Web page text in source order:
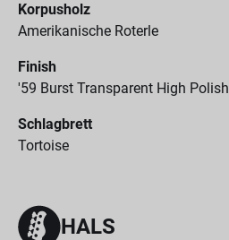
Korpusholz
Amerikanische Roterle
Finish
'59 Burst Transparent High Polish
Schlagbrett
Tortoise
HALS